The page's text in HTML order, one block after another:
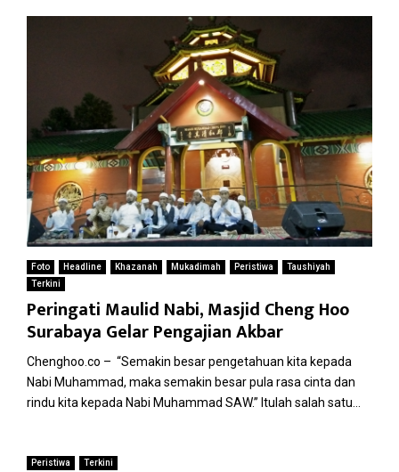
Foto Headline Khazanah Mukadimah Peristiwa
Taushiyah
Terkini
Peringati Maulid Nabi, Masjid Cheng Hoo
Surabaya Gelar Pengajian Akbar
Chenghoo.co – “Semakin besar pengetahuan kita kepada
Nabi Muhammad, maka semakin besar pula rasa cinta dan
rindu kita kepada Nabi Muhammad SAW.” Itulah salah satu...
Peristiwa Terkini